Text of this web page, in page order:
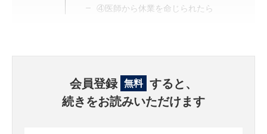
④医師から休業を命じられたら
会員登録 無料 すると、
続きをお読みいただけます